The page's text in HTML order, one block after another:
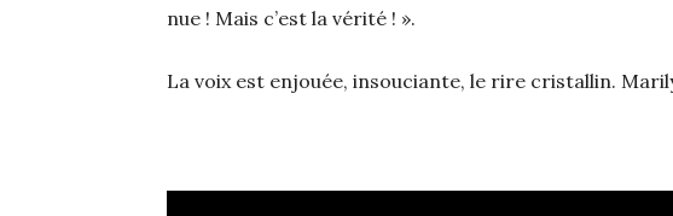
nue ! Mais c’est la vérité ! ».
La voix est enjouée, insouciante, le rire cristallin.